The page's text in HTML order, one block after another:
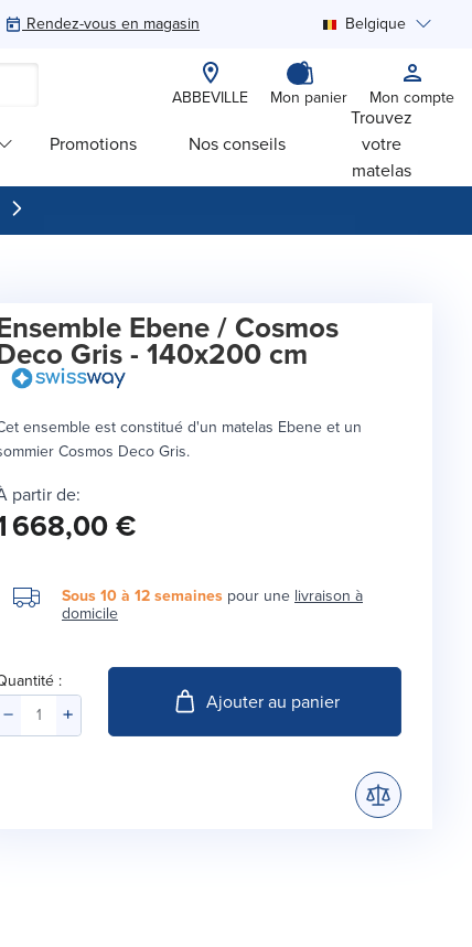
Rendez-vous en magasin Belgique
ABBEVILLE Mon panier Mon compte
Promotions Nos conseils
Trouvez
votre
matelas
Ebene / Cosmos
Gris - 140x200 cm
ensemble est constitué d'un matelas Ebene et un
Cosmos Deco Gris.
partir de:
668,00 €
Sous 10 à 12 semaines pour unelivraison à
domicile
:
Ajouter au panier